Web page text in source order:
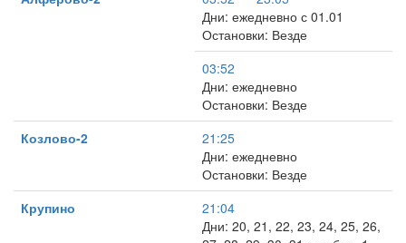
Дни: ежедневно с 01.01
Остановки: Везде
03:52
Дни: ежедневно
Остановки: Везде
Козлово-2
21:25
Дни: ежедневно
Остановки: Везде
Крупино
21:04
Дни: 20, 21, 22, 23, 24, 25, 26,